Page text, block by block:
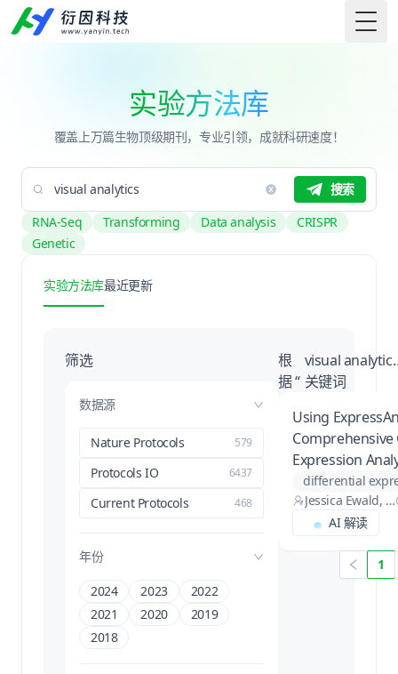
实验方法库
覆盖上万篇生物顶级期刊，专业引领，成就科研速度！
搜索
RNA-Seq
Transforming Data analysis
CRISPR
Genetic
实验方法库最近更新
筛选
数据源
Nature Protocols 579
Protocols IO 6437
Current Protocols 468
年份
2024 2023
2022
2021
2020
2019
2018
根
据 “
visual
关键词
Using
Comprehensive
Expression
Model and
Organisms
meta-analysis
proteomics
visual analytics
Jessica Ewald, G
uangyan Zhou,
Xia, Jessica Ewal
d, Guangyan Zh
AI 解读
1